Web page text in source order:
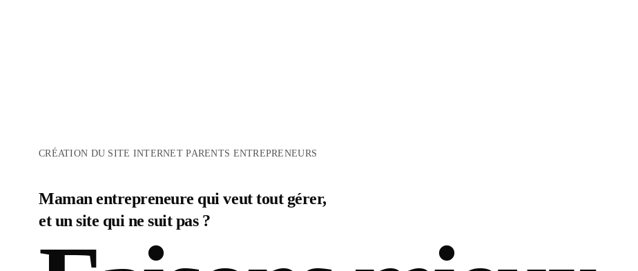
CRÉATION DU SITE INTERNET PARENTS ENTREPRENEURS
Maman entrepreneure qui veut tout gérer,
et un site qui ne suit pas ?